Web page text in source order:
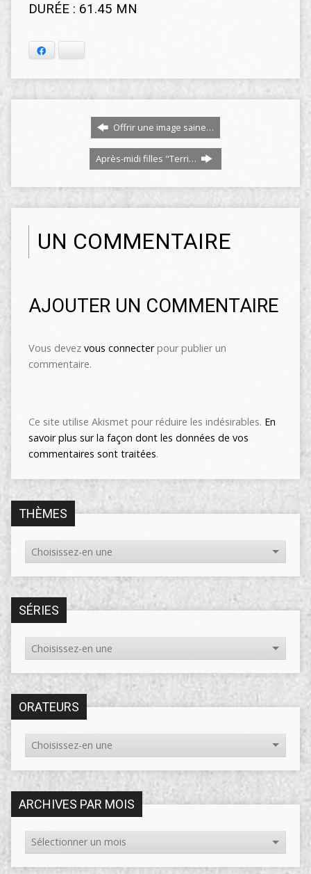
DURÉE : 61.45 MN
Offrir une image saine…
Après-midi filles "Terri…
UN COMMENTAIRE
AJOUTER UN COMMENTAIRE
Vous devez vous connecterpour publier un
commentaire.
Ce site utilise Akismet pour réduire les indésirables. En
savoir plus sur la façon dont les données de vos
commentaires sont traitées.
THÈMES
SÉRIES
ORATEURS
ARCHIVES PAR MOIS